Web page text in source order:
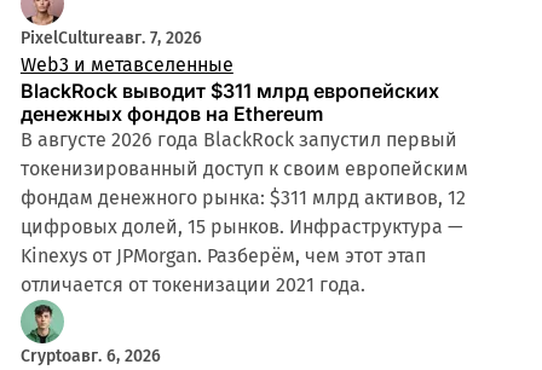
PixelCultureавг. 7, 2026
Web3 и метавселенные
BlackRock выводит $311 млрд европейских
денежных фондов на Ethereum
В августе 2026 года BlackRock запустил первый
токенизированный доступ к своим европейским
фондам денежного рынка: $311 млрд активов, 12
цифровых долей, 15 рынков. Инфраструктура —
Kinexys от JPMorgan. Разберём, чем этот этап
отличается от токенизации 2021 года.
Cryptoавг. 6, 2026